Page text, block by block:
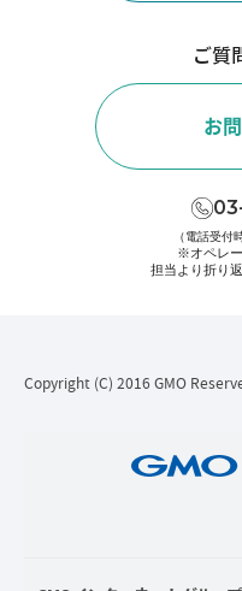
ご質
お
（電話受付
※オペレー
担当より折り
Copyright (C) 2016 GMO